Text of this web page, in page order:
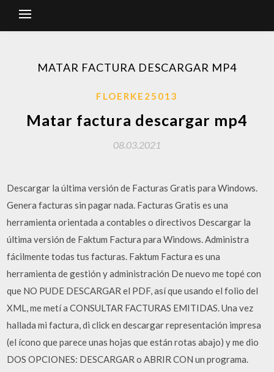
MATAR FACTURA DESCARGAR MP4
FLOERKE25013
Matar factura descargar mp4
08.03.2021
Descargar la última versión de Facturas Gratis para Windows.
Genera facturas sin pagar nada. Facturas Gratis es una
herramienta orientada a contables o directivos Descargar la
última versión de Faktum Factura para Windows. Administra
fácilmente todas tus facturas. Faktum Factura es una
herramienta de gestión y administración De nuevo me topé con
que NO PUDE DESCARGAR el PDF, así que usando el folio del
XML, me metí a CONSULTAR FACTURAS EMITIDAS. Una vez
hallada mi factura, di click en descargar representación impresa
(el ícono que parece unas hojas que están rotas abajo) y me dio
DOS OPCIONES: DESCARGAR o ABRIR CON un programa.